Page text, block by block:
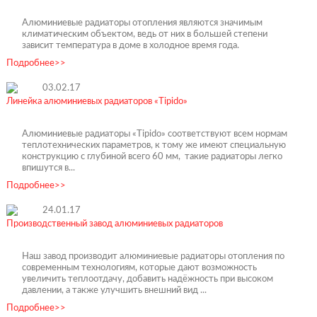
Алюминиевые радиаторы отопления являются значимым
климатическим объектом, ведь от них в большей степени
зависит температура в доме в холодное время года.
Подробнее>>
03.02.17
Линейка алюминиевых радиаторов «Tipido»
Алюминиевые радиаторы «Tipido» соответствуют всем нормам
теплотехнических параметров, к тому же имеют специальную
конструкцию с глубиной всего 60 мм, такие радиаторы легко
впишутся в...
Подробнее>>
24.01.17
Производственный завод алюминиевых радиаторов
Наш завод производит алюминиевые радиаторы отопления по
современным технологиям, которые дают возможность
увеличить теплоотдачу, добавить надёжность при высоком
давлении, а также улучшить внешний вид ...
Подробнее>>